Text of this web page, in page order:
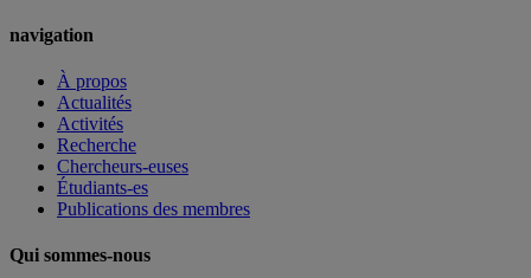
navigation
À propos
Actualités
Activités
Recherche
Chercheurs-euses
Étudiants-es
Publications des membres
Qui sommes-nous